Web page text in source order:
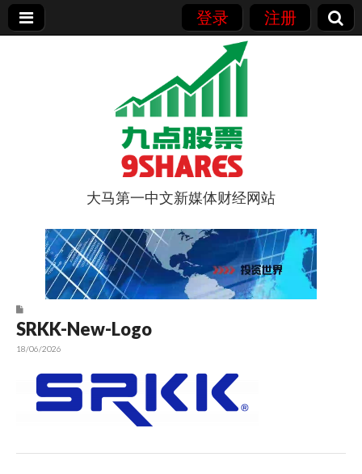
登录 注册
9点股票
大马第一中文新媒体财经网站
SRKK-New-Logo
18/06/2026